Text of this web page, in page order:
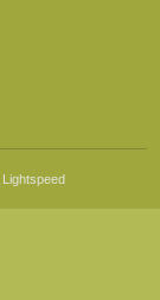
Lightspeed